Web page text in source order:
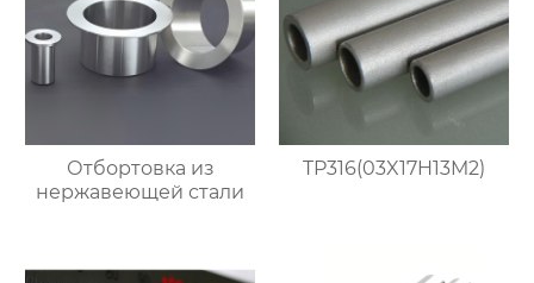
Отбортовка из
нержавеющей стали
TP316(03X17H13M2)